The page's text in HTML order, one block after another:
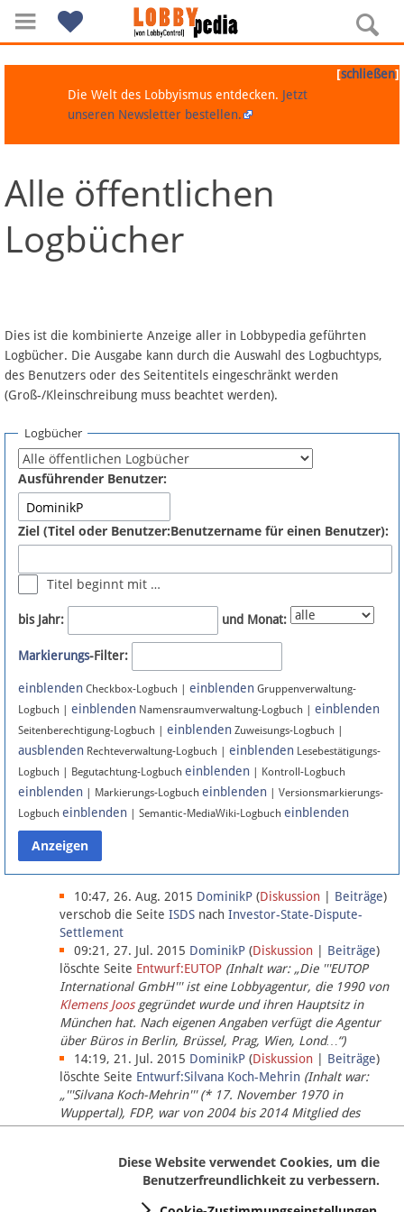
Navigation
Über Lobbypedia
Artikel nach Kategorien
FAQ
Fördermitglied werden
Fehler melden
Newsletter
Bluesky
Facebook
Instagram
Anmelden
Datenschutz
Über Lobbypedia
Impressum
[schließen]
Die Welt des Lobbyismus entdecken. Jetzt
unseren Newsletter bestellen.
Alle öffentlichen
Logbücher
Dies ist die kombinierte Anzeige aller in Lobbypedia geführten
Logbücher. Die Ausgabe kann durch die Auswahl des Logbuchtyps,
des Benutzers oder des Seitentitels eingeschränkt werden
(Groß-/Kleinschreibung muss beachtet werden).
Logbücher
Ausführender Benutzer:
Ziel (Titel oder Benutzer:Benutzername für einen Benutzer):
Titel beginnt mit …
bis Jahr: und Monat:
Markierungs-Filter:
einblenden Checkbox-Logbuch | einblenden Gruppenverwaltung-
Logbuch | einblenden Namensraumverwaltung-Logbuch | einblenden
Seitenberechtigung-Logbuch | einblenden Zuweisungs-Logbuch |
ausblenden Rechteverwaltung-Logbuch | einblenden Lesebestätigungs-
Logbuch | Begutachtung-Logbuch einblenden | Kontroll-Logbuch
einblenden | Markierungs-Logbuch einblenden | Versionsmarkierungs-
Logbuch einblenden | Semantic-MediaWiki-Logbuch einblenden
10:47, 26. Aug. 2015 DominikP (Diskussion Beiträge)
verschob die Seite ISDS nach Investor-State-Dispute-
Settlement
09:21, 27. Jul. 2015 DominikP (Diskussion Beiträge)
löschte Seite Entwurf:EUTOP (Inhalt war: „Die '''EUTOP
International GmbH''' ist eine Lobbyagentur, die 1990 von
Klemens Joosgegründet wurde und ihren Hauptsitz in
München hat. Nach eigenen Angaben verfügt die Agentur
über Büros in Berlin, Brüssel, Prag, Wien, Lond…“)
14:19, 21. Jul. 2015 DominikP (Diskussion Beiträge)
löschte Seite Entwurf:Silvana Koch-Mehrin (Inhalt war:
„'''Silvana Koch-Mehrin''' (* 17. November 1970 in
Wuppertal), FDP, war von 2004 bis 2014 Mitglied des
Europäischen Parlaments, seit November 2014 ist sie für
Diese Website verwendet Cookies, um die
Benutzerfreundlichkeit zu verbessern.